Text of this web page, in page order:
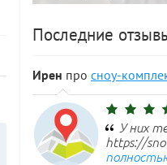
Последние
Ирен про сноу-
У них
https://